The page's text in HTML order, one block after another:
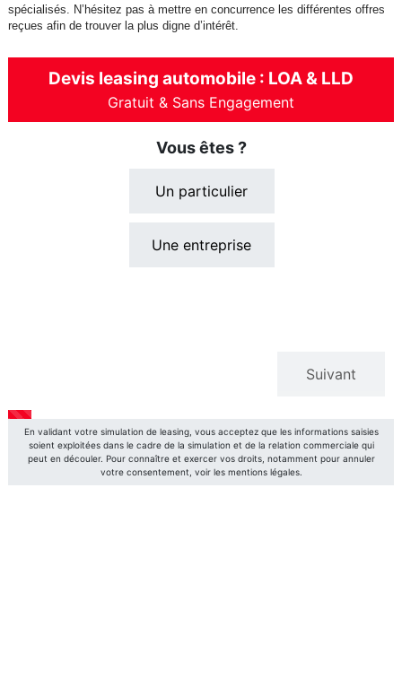
spécialisés. N’hésitez pas à mettre en concurrence les différentes offres
reçues afin de trouver la plus digne d’intérêt.